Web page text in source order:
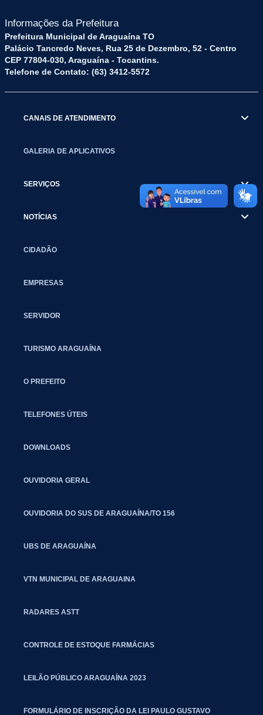
Informações da Prefeitura
Prefeitura Municipal de Araguaína TO
Palácio Tancredo Neves, Rua 25 de Dezembro, 52 - Centro
CEP 77804-030, Araguaína - Tocantins.
Telefone de Contato: (63) 3412-5572
CANAIS DE ATENDIMENTO
GALERIA DE APLICATIVOS
SERVIÇOS
NOTÍCIAS
CIDADÃO
EMPRESAS
SERVIDOR
TURISMO ARAGUAÍNA
O PREFEITO
TELEFONES ÚTEIS
DOWNLOADS
OUVIDORIA GERAL
OUVIDORIA DO SUS DE ARAGUAÍNA/TO 156
UBS DE ARAGUAÍNA
VTN MUNICIPAL DE ARAGUAINA
RADARES ASTT
CONTROLE DE ESTOQUE FARMÁCIAS
LEILÃO PÚBLICO ARAGUAÍNA 2023
FORMULÁRIO DE INSCRIÇÃO DA LEI PAULO GUSTAVO